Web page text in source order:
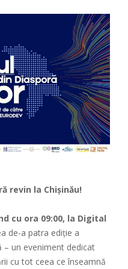
revin la Chișinău!
cu ora 09:00, la Digital
de-a patra ediție a
– un eveniment dedicat
cu tot ceea ce înseamnă